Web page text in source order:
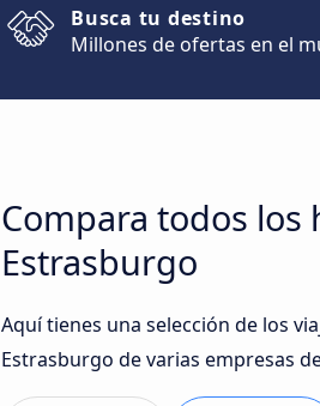
Busca tu destino
Millones de ofertas en el
Compara todos
Estrasburgo
Aquí tienes una selección de los
Estrasburgo de varias empresas